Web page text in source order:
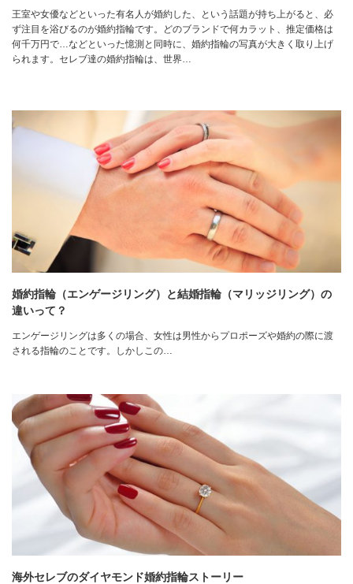
王室や女優などといった有名人が婚約した、という話題が持ち上がると、必
ず注目を浴びるのが婚約指輪です。どのブランドで何カラット、推定価格は
何千万円で…などといった憶測と同時に、婚約指輪の写真が大きく取り上げ
られます。セレブ達の婚約指輪は、世界…
婚約指輪（エンゲージリング）と結婚指輪（マリッジリング）の
違いって？
エンゲージリングは多くの場合、女性は男性からプロポーズや婚約の際に渡
される指輪のことです。しかしこの…
海外セレブのダイヤモンド婚約指輪ストーリー